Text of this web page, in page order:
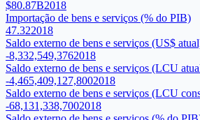
$80.87B2018
Importação de bens e serviços (% do PIB)
47.322018
Saldo externo de bens e serviços (US$
-8,332,549,3762018
Saldo externo de bens e serviços (LCU
-4,465,409,127,8002018
Saldo externo de bens e serviços (LCU
-68,131,338,7002018